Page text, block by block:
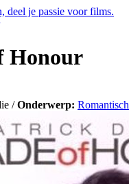
Honour
/Onderwerp: Romantisch